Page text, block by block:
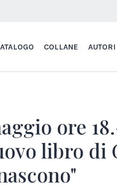
COLLANE AUTORI
ore
libro di